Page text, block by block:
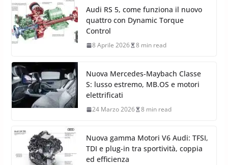
Audi RS 5, come funziona il nuovo
quattro con Dynamic Torque
Control
8 Aprile 2026 8 min read
Nuova Mercedes-Maybach Classe
S: lusso estremo, MB.OS e motori
elettrificati
24 Marzo 2026 8 min read
Nuova gamma Motori V6 Audi: TFSI,
TDI e plug-in tra sportività, coppia
ed efficienza